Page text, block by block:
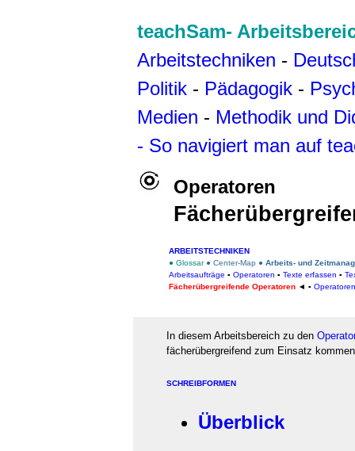
teachSam-
Arbeitstechniken -
Politik - Pädagogik -
Medien - Methodik und
- So navigiert man auf
Operatoren
ARBEITSTECHNIKEN
● Glossar ● Center-Map ● Arbeits- und
Arbeitsaufträge ▪ Operatoren ▪ Texte erfassen ▪
Fächerübergreifende Operatoren ◄ ▪
In diesem Arbeitsbereich zu den
fächerübergreifend zum Einsatz
SCHREIBFORMEN
Überblick